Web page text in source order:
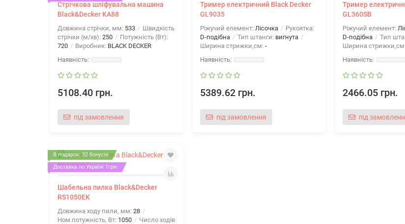
Стрічкова шліфувальна машина
Black&Decker KA88
Довжина стрічки, мм: 533
Швидкість
стрічки (м/хв): 250
Потужність (Вт):
720
Виробник: BLACK DECKER
5108.40 грн.
під замовлення
Тример електричний Black Decker
GL9035
Ріжучий елемент: Лісочка
Рукоятка:
D-подібна
Тип штанги: вигнута
Ширина стрижки,см: -
5389.62 грн.
під замовлення
Тример
GL360SB
Ріжучий елемент:
D-подібна
Тип
Ширина стрижки,см:
2466.05 грн.
під
В подарок: 32 бонусів
Доставка по Україні 1грн.
Шабельна пилка Black&Decker
RS1050EK
Довжина ходу пили, мм: 28
Ном.потужність, Вт: 1050
Число ходів